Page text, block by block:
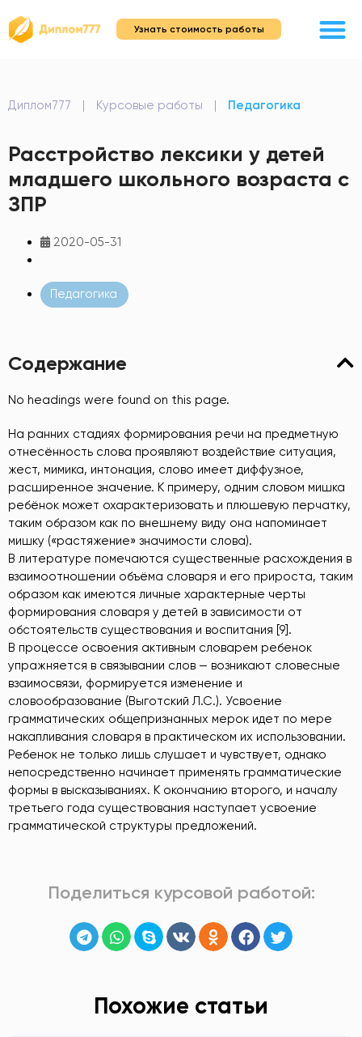
Узнать стоимость работы
Диплом777 | Курсовые работы | Педагогика
Расстройство лексики у детей
младшего школьного возраста с
ЗПР
2020-05-31
Педагогика
Содержание
No headings were found on this page.
На ранних стадиях формирования речи на предметную
отнесённость слова проявляют воздействие ситуация,
жест, мимика, интонация, слово имеет диффузное,
расширенное значение. К примеру, одним словом мишка
ребёнок может охарактеризовать и плюшевую перчатку,
таким образом как по внешнему виду она напоминает
мишку («растяжение» значимости слова).
В литературе помечаются существенные расхождения в
взаимоотношении объёма словаря и его прироста, таким
образом как имеются личные характерные черты
формирования словаря у детей в зависимости от
обстоятельств существования и воспитания [9].
В процессе освоения активным словарем ребенок
упражняется в связывании слов — возникают словесные
взаимосвязи, формируется изменение и
словообразование (Выготский Л.С.). Усвоение
грамматических общепризнанных мерок идет по мере
накапливания словаря в практическом их использовании.
Ребенок не только лишь слушает и чувствует, однако
непосредственно начинает применять грамматические
формы в высказываниях. К окончанию второго, и началу
третьего года существования наступает усвоение
грамматической структуры предложений.
Поделиться курсовой работой:
Похожие статьи